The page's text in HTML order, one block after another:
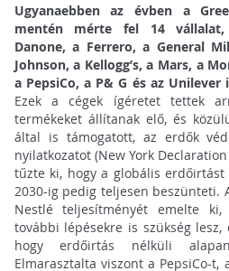
Ugyanaebben az évben a
mentén mérte fel 14 vállalat,
Danone, a Ferrero, a General
Johnson, a Kellogg’s, a Mars, a
a PepsiCo, a P& G és az
Ezek a cégek ígéretet tettek
termékeket állítanak elő, és
által is támogatott, az erdők
nyilatkozatot (New York
tűzte ki, hogy a globális erdőirtást
2030-ig pedig teljesen beszünteti.
Nestlé teljesítményét emelte ki,
további lépésekre is szükség
hogy erdőirtás nélküli
Elmarasztalta viszont a PepsiCo-t,